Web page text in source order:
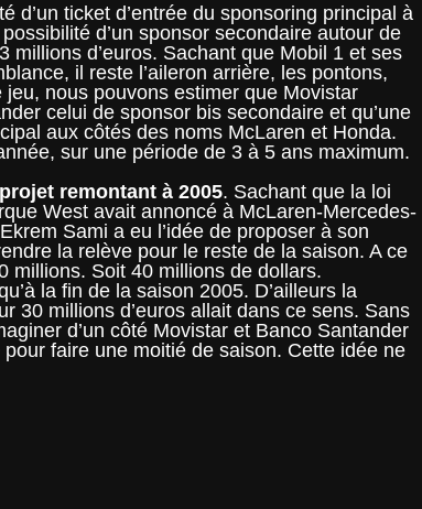
d’un ticket d’entrée du sponsoring principal à
d’un sponsor secondaire autour de
millions d’euros. Sachant que Mobil 1 et ses
il reste l’aileron arrière, les pontons,
nous pouvons estimer que Movistar
celui de sponsor bis secondaire et qu’une
aux côtés des noms McLaren et Honda.
sur une période de 3 à 5 ans maximum.
remontant à 2005. Sachant que la loi
West avait annoncé à McLaren-Mercedes-
Sami a eu l’idée de proposer à son
la relève pour le reste de la saison. A ce
millions. Soit 40 millions de dollars.
la fin de la saison 2005. D’ailleurs la
30 millions d’euros allait dans ce sens. Sans
d’un côté Movistar et Banco Santander
faire une moitié de saison. Cette idée ne